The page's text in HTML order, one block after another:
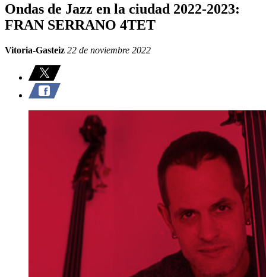
Ondas de Jazz en la ciudad 2022-2023:
FRAN SERRANO 4TET
Vitoria-Gasteiz 22 de noviembre 2022